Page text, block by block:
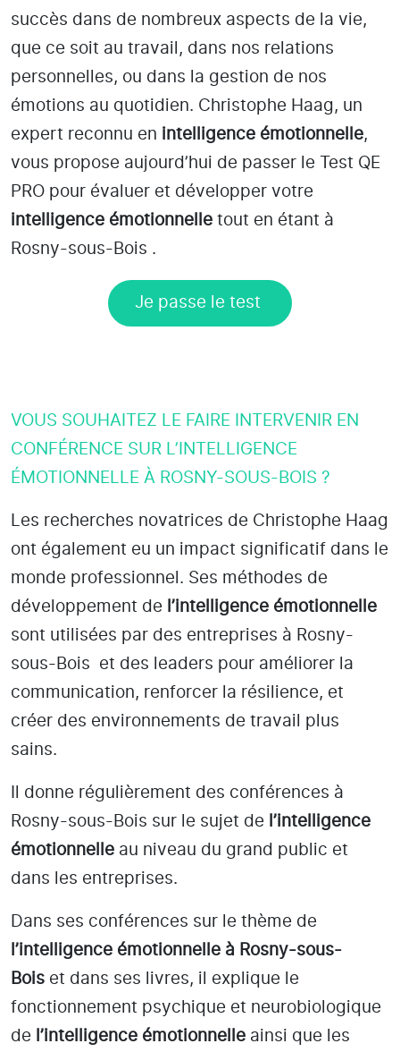
succès dans de nombreux aspects de la vie,
que ce soit au travail, dans nos relations
personnelles, ou dans la gestion de nos
émotions au quotidien. Christophe Haag, un
expert reconnu en intelligence émotionnelle,
vous propose aujourd’hui de passer le Test QE
PRO pour évaluer et développer votre
intelligence émotionnelle tout en étant à
Rosny-sous-Bois .
Je passe le test
VOUS SOUHAITEZ LE FAIRE INTERVENIR EN
CONFÉRENCE SUR L’INTELLIGENCE
ÉMOTIONNELLE À ROSNY-SOUS-BOIS ?
Les recherches novatrices de Christophe Haag
ont également eu un impact significatif dans le
monde professionnel. Ses méthodes de
développement de l’intelligence émotionnelle
sont utilisées par des entreprises à Rosny-
sous-Bois
et des leaders pour améliorer la
communication, renforcer la résilience, et
créer des environnements de travail plus
sains.
Il donne régulièrement des conférences à
Rosny-sous-Bois sur le sujet de l’intelligence
émotionnelle au niveau du grand public et
dans les entreprises.
Dans ses conférences sur le thème de
l’intelligence émotionnelle à Rosny-sous-
Bois et dans ses livres, il explique le
fonctionnement psychique et neurobiologique
de l’intelligence émotionnelle ainsi que les